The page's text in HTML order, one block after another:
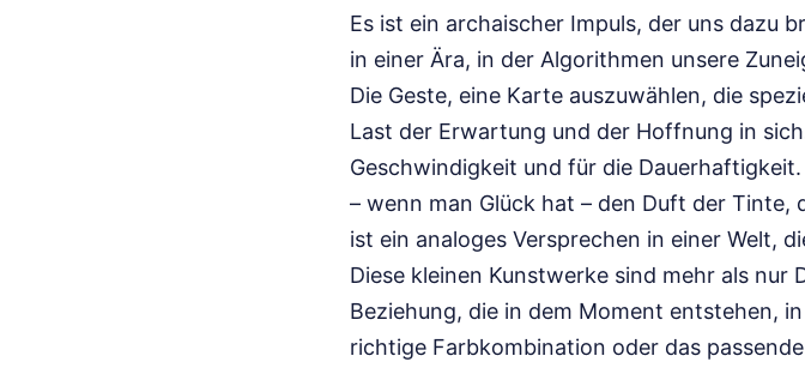
Es ist ein archaischer Impuls, der uns dazu
in einer Ära, in der Algorithmen unsere
Die Geste, eine Karte auszuwählen, die
Last der Erwartung und der Hoffnung in
Geschwindigkeit und für die
– wenn man Glück hat – den Duft der Tinte,
ist ein analoges Versprechen in einer Welt,
Diese kleinen Kunstwerke sind mehr als
Beziehung, die in dem Moment entstehen,
richtige Farbkombination oder das